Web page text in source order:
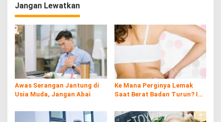
a
s
i
p
o
s
Jangan Lewatkan
Awas Serangan Jantung di
Usia Muda, Jangan Abai
Ke Mana Perginya Lemak
Saat Berat Badan Turun? Ini